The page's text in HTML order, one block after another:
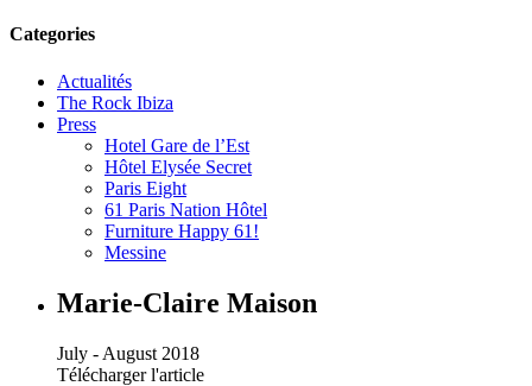
Categories
Actualités
The Rock Ibiza
Press
Hotel Gare de l’Est
Hôtel Elysée Secret
Paris Eight
61 Paris Nation Hôtel
Furniture Happy 61!
Messine
Marie-Claire Maison
July - August 2018
Télécharger l'article